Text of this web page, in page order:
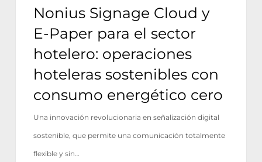
hoteleras
sostenibles
consumo
energético
Nonius Signage Cloud y
E-Paper para el sector
hotelero: operaciones
hoteleras sostenibles con
consumo energético cero
Una innovación revolucionaria en señalización digital
sostenible, que permite una comunicación totalmente
flexible y sin…